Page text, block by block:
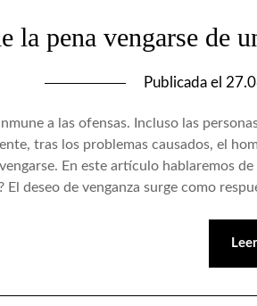
la pena vengarse de
Publicada el
a las ofensas. Incluso las
tras los problemas causados, el
En este artículo hablaremos
El deseo de venganza surge como